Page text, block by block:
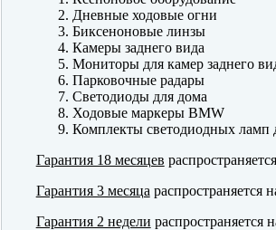
Дневные ходовые огни
Биксеноновые линзы
Камеры заднего вида
Мониторы для камер заднего
Парковочные радары
Светодиоды для дома
Ходовые маркеры BMW
Комплекты светодиодных ламп
Гарантия 18 месяцев
Гарантия 3 месяца распространяется
Гарантия 2 недели